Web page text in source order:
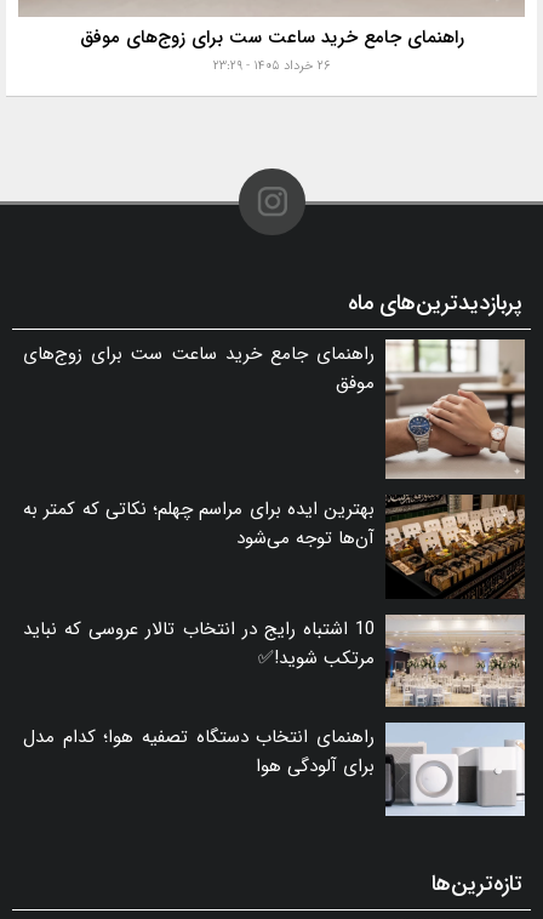
راهنمای جامع خرید ساعت ست برای زوج‌های موفق
۲۶ خرداد ۱۴۰۵ - ۲۳:۲۹
پربازدیدترین‌های ماه
راهنمای جامع خرید ساعت ست برای زوج‌های
موفق
بهترین ایده برای مراسم چهلم؛ نکاتی که کمتر به
آن‌ها توجه می‌شود
10 اشتباه رایج در انتخاب تالار عروسی که نباید
مرتکب شوید!✅
راهنمای انتخاب دستگاه تصفیه هوا؛ کدام مدل
برای آلودگی هوا
تازه‌ترین‌ها